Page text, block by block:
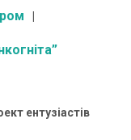
ентузіастів